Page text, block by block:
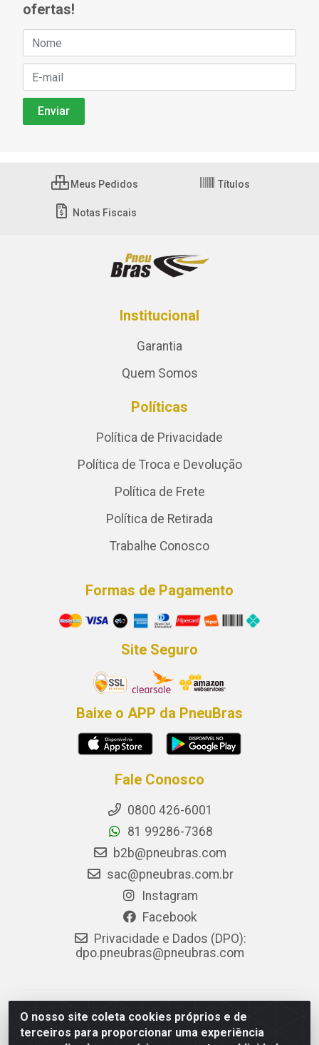
O nosso site coleta cookies próprios e de
terceiros para proporcionar uma experiência
ofertas!
Meus Pedidos Títulos
Notas Fiscais
Institucional
Garantia
Quem Somos
Políticas
Política de Privacidade
Política de Troca e Devolução
Política de Frete
Política de Retirada
Trabalhe Conosco
Formas de Pagamento
Site Seguro
Baixe o APP da PneuBras
Fale Conosco
0800 426-6001
81 99286-7368
b2b@pneubras.com
sac@pneubras.com.br
Instagram
Facebook
Privacidade e Dados (DPO):
dpo.pneubras@pneubras.com
PneuBras - Rodovia BR-101, KM 82 - Prazeres,
Jaboatão dos Guararapes/PE - CEP 54.335-000 - CNPJ
08.678.386/0001-05 - Pneubras Comércio de Pneus